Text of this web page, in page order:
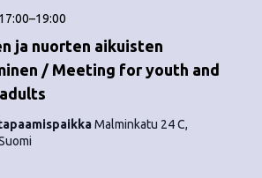
o
ja nuorten aikuisten
/ Meeting for youth and
–19:00
Malminkatu 24 C,